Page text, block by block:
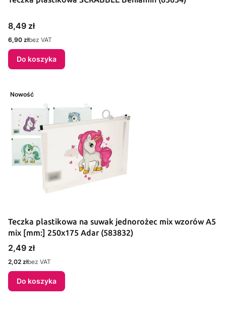
Cena
8,49 zł
Cena
6,90 złbez VAT
Do koszyka
Nowość
Teczka plastikowa na suwak jednorożec mix wzorów A5
mix [mm:] 250x175 Adar (583832)
Cena
2,49 zł
Cena
2,02 złbez VAT
Do koszyka